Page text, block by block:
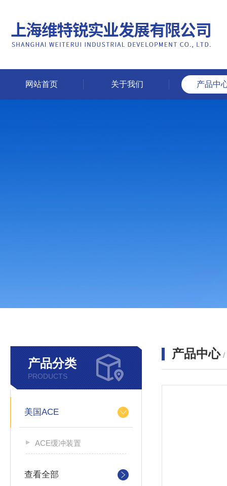
网站首页 关于我们 产品中
产品分类
PRODUCTS
美国ACE
ACE缓冲装置
查看全部
产品中心 /